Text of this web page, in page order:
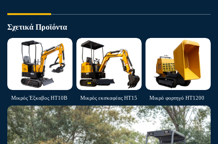
για αγρο...
Σχετικά Προϊόντα
Μικρός Έξκαβος HT10B Μικρός εκσκαφέας HT15 Μικρό φορτηγό HT1200